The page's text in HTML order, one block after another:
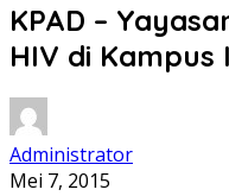
KPAD –
HIV di Kampus
Administrator
Mei 7, 2015